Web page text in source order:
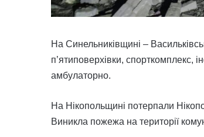
На Синельниківщині –
п’ятиповерхівки, спорткомплекс,
амбулаторно.
На Нікопольщині потерпали
Виникла пожежа на території